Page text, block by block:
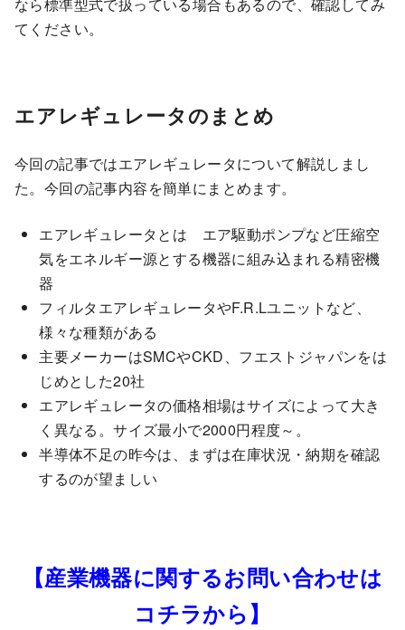
てください。
エアレギュレータのまとめ
今回の記事ではエアレギュレータについて解説しまし
た。今回の記事内容を簡単にまとめます。
エアレギュレータとは エア駆動ポンプなど圧縮空
気をエネルギー源とする機器に組み込まれる精密機
器
フィルタエアレギュレータやF.R.Lユニットなど、
様々な種類がある
主要メーカーはSMCやCKD、フエストジャパンをは
じめとした20社
エアレギュレータの価格相場はサイズによって大き
く異なる。サイズ最小で2000円程度～。
半導体不足の昨今は、まずは在庫状況・納期を確認
するのが望ましい
【産業機器に関するお問い合わせは
コチラから】